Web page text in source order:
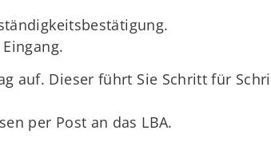
auf. Dieser führt Sie Schritt für
per Post an das LBA.